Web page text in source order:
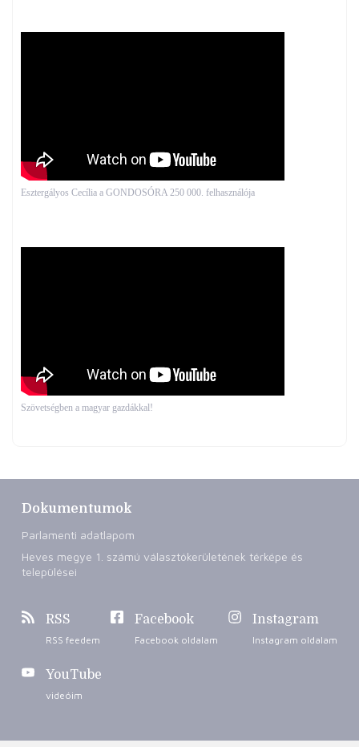
Esztergályos Cecília a GONDOSÓRA 250 000. felhasználója
Szövetségben a magyar gazdákkal!
Dokumentumok
Parlamenti adatlapom
Heves megye 1. számú választókerületének térképe és
települései
RSS
RSS feedem
Facebook
Facebook oldalam
Instagram
Instagram oldalam
YouTube
videóim